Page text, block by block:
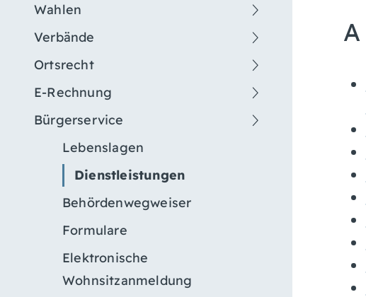
Wahlen
Verbände
Ortsrecht
E-Rechnung
Bürgerservice
Lebenslagen
Dienstleistungen
Behördenwegweiser
Formulare
Elektronische
Wohnsitzanmeldung
A